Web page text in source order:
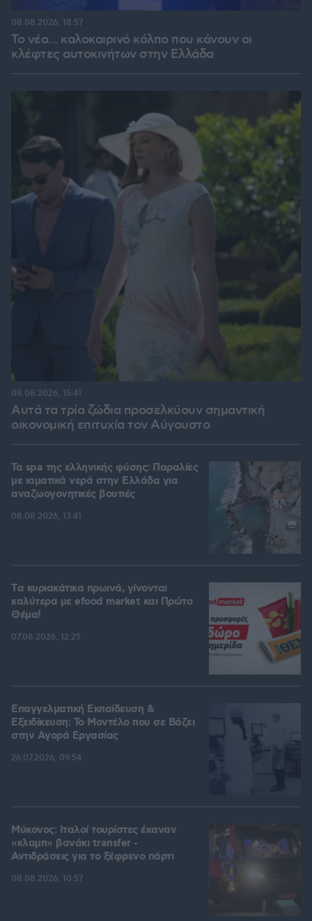
Το νέο... καλοκαιρινό κόλπο που κάνουν οι
κλέφτες αυτοκινήτων στην Ελλάδα
08.08.2026, 18:57
Αυτά τα τρία ζώδια προσελκύουν σημαντική
οικονομική επιτυχία τον Αύγουστο
08.08.2026, 15:41
Τα spa της ελληνικής φύσης: Παραλίες
με ιαματικά νερά στην Ελλάδα για
αναζωογονητικές βουτιές
08.08.2026, 13:41
Tα κυριακάτικα πρωινά, γίνονται
καλύτερα με efood market και Πρώτο
Θέμα!
07.08.2026, 12:25
Επαγγελματική Εκπαίδευση &
Εξειδίκευση: Το Mοντέλο που σε Bάζει
στην Aγορά Eργασίας
26.07.2026, 09:54
Μύκονος: Ιταλοί τουρίστες έκαναν
«κλαμπ» βανάκι transfer -
Αντιδράσεις για το ξέφρενο πάρτι
08.08.2026, 10:57